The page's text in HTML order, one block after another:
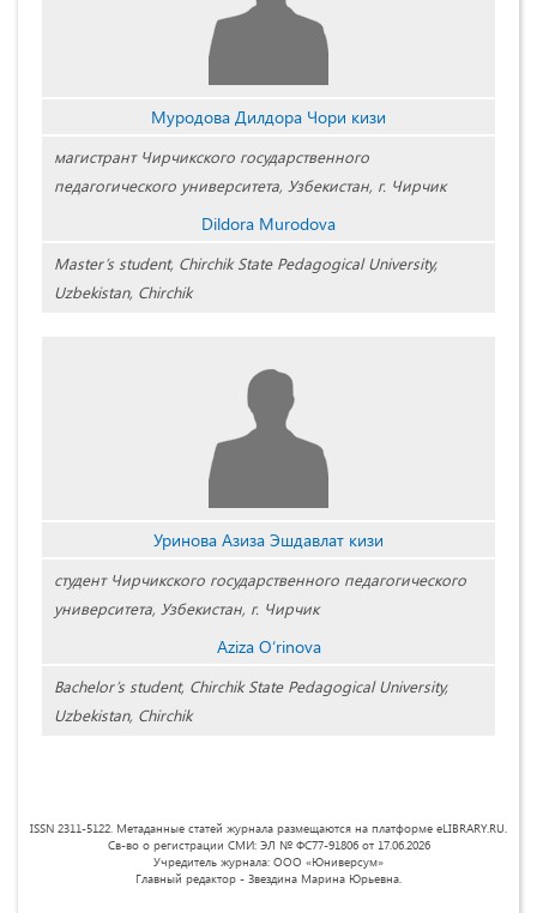
Муродова Дилдора Чори кизи
магистрант Чирчикского государственного
педагогического университета, Узбекистан, г. Чирчик
Dildora Murodova
Master’s student, Chirchik State Pedagogical University,
Uzbekistan, Chirchik
Уринова Азиза Эшдавлат кизи
студент Чирчикского государственного педагогического
университета, Узбекистан, г. Чирчик
Aziza O‘rinova
Bachelor’s student, Chirchik State Pedagogical University,
Uzbekistan, Chirchik
ISSN 2311-5122. Метаданные статей журнала размещаются на платформе eLIBRARY.RU.
Св-во о регистрации СМИ: ЭЛ № ФС77-91806 от 17.06.2026
Учредитель журнала: ООО «Юниверсум»
Главный редактор - Звездина Марина Юрьевна.